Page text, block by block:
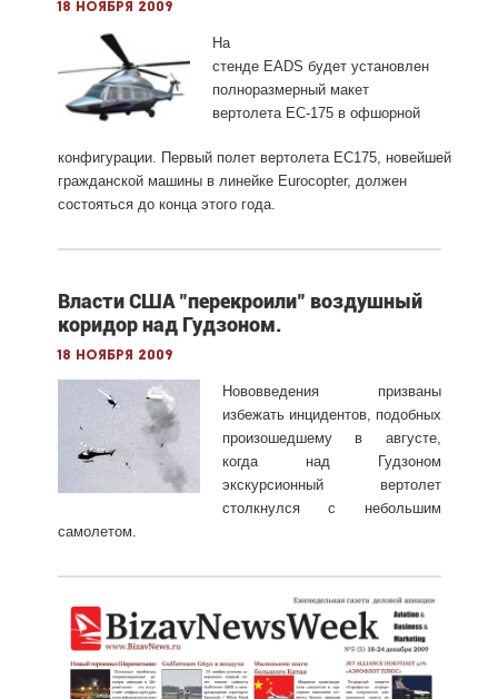
18 ноября 2009
На
стенде EADS будет установлен
полноразмерный макет
вертолета ЕС-175 в офшорной
конфигурации. Первый полет вертолета EC175, новейшей
гражданской машины в линейке Eurocopter, должен
состояться до конца этого года.
Власти США "перекроили" воздушный
коридор над Гудзоном.
18 ноября 2009
Нововведения призваны
избежать инцидентов, подобных
произошедшему в августе,
когда над Гудзоном
экскурсионный вертолет
столкнулся с небольшим
самолетом.